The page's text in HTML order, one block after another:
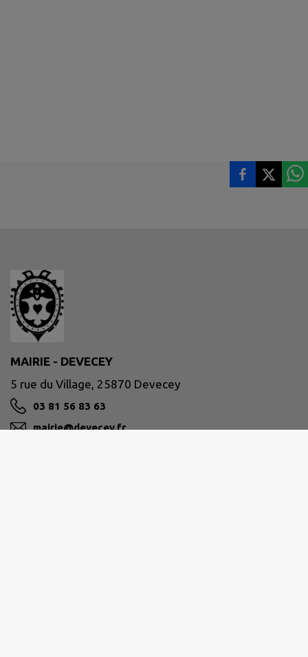
MAIRIE - DEVECEY
5 rue du Village, 25870 Devecey
03 81 56 83 63
mairie@devecey.fr